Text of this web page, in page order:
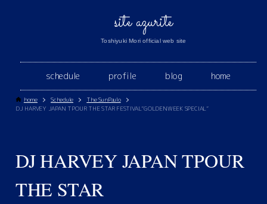
site azurite
Toshiyuki Mori official web site
schedule profile blog home
home Schedule
The SunPaulo
DJ HARVEY JAPAN TPOUR THE STAR FESTIVAL”GOLDENWEEK SPECIAL”
DJ HARVEY JAPAN TPOUR
THE STAR